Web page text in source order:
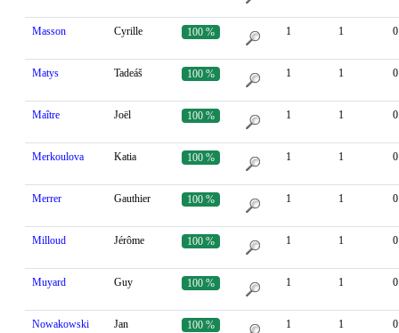
Masson Cyrille 100 % 1 1 0
Matys Tadeáš 100 % 1 1 0
Maître Joël 100 % 1 1 0
Merkoulova Katia 100 % 1 1 0
Merrer Gauthier 100 % 1 1 0
Milloud Jérôme 100 % 1 1 0
Muyard Guy 100 % 1 1 0
Nowakowski Jan 100 % 1 1 0